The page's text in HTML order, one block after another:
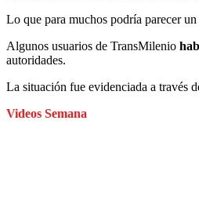
Lo que para muchos podría parecer
Algunos usuarios de TransMilenio
autoridades.
La situación fue evidenciada a través
Videos Semana